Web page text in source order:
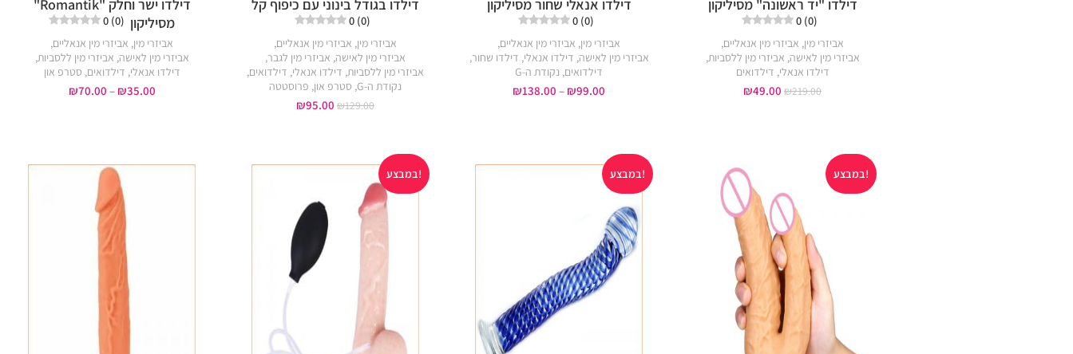
דילדו "יד ראשונה" מסיליקון
0 (0)
אביזרי מין, אביזרי מין אנאליים,
אביזרי מין לאישה, אביזרי מין ללסביות,
דילדו אנאלי, דילדואים
₪219.00
₪49.00
דילדו אנאלי שחור מסיליקון
0 (0)
אביזרי מין, אביזרי מין אנאליים,
אביזרי מין לאישה, דילדו אנאלי, דילדו שחור,
דילדואים, נקודת ה-G
₪99.00
–
₪138.00
דילדו בגודל בינוני עם כיפוף קל
0 (0)
אביזרי מין, אביזרי מין אנאליים,
אביזרי מין לאישה, אביזרי מין לגבר,
אביזרי מין ללסביות, דילדו אנאלי, דילדואים,
נקודת ה-G , סטרפ און, פרוסטטה
₪129.00
₪95.00
דילדו ישר וחלק "Romantik"
מסיליקון 0 (0)
אביזרי מין, אביזרי מין אנאליים,
אביזרי מין לאישה, אביזרי מין ללסביות,
דילדו אנאלי, דילדואים, סטרפ און
₪35.00
–
₪70.00
במבצע! במבצע! במבצע!